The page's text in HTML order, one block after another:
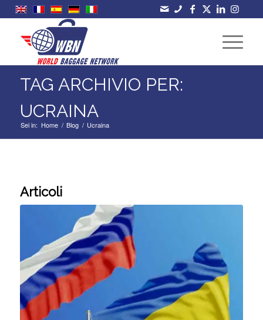
TAG ARCHIVIO PER:
UCRAINA
Sei in: Home / Blog / Ucraina
Articoli